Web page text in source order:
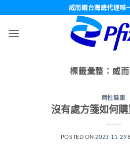
威而鋼台灣總代理唯
標籤彙整： 威
两性健康
沒有處方箋如何購
POSTED ON 2023-11-29